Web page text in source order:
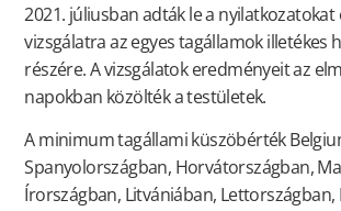
2021. júliusban adták le a nyilatkozatokat
vizsgálatra az egyes tagállamok illetékes
részére. A vizsgálatok eredményeit az
napokban közölték a testületek.
A minimum tagállami küszöbérték
Spanyolországban, Horvátországban,
Írországban, Litvániában, Lettországban,